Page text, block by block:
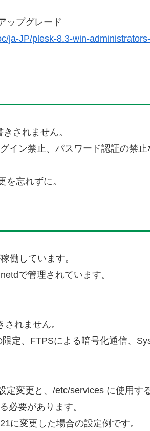
ップグレード
ja-JP/plesk-8.3-win-
されません。
イン禁止、パスワード認証の禁止
忘れずに。
働しています。
で管理されています。
れません。
定、FTPSによる暗号化通信、
定変更と、/etc/services に使用す
必要があります。
に変更した場合の設定例です。